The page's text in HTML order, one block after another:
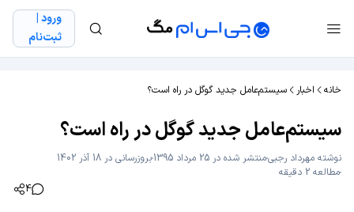
ورود |
ثبت‌نام
خانه اخبار سیستم‌عامل جدید گوگل در راه است؟
سیستم‌عامل جدید گوگل در راه است؟
نوشته مهرداد رجبیمنتشر شده در 25 مرداد 1395
بروزرسانی در 18 آذر 1402
مطالعه 2 دقیقه
4